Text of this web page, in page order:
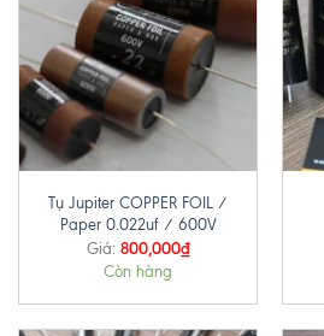
Tụ Jupiter COPPER FOIL /
Paper 0.022uf / 600V
Giá: 800,000₫
Còn hàng